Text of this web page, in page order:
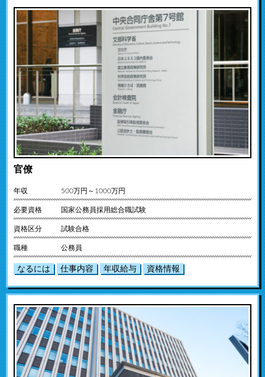
官僚
年収 500万円～1000万円
必要資格 国家公務員採用総合職試験
資格区分 試験合格
職種 公務員
なるには 仕事内容 年収給与 資格情報